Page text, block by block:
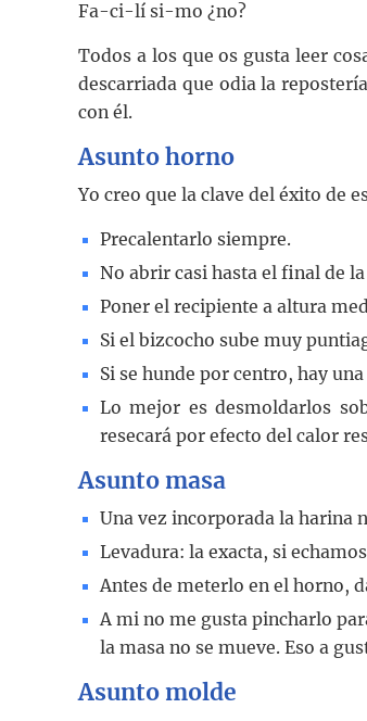
Fa-ci-lí si-mo ¿no?
Todos a los que os gusta leer
descarriada que odia la
con él.
Asunto horno
Yo creo que la clave del éxito de
Precalentarlo siempre.
No abrir casi hasta el final de
Poner el recipiente a altura
Si el bizcocho sube muy
Si se hunde por centro, hay
Lo mejor es desmoldarlos
resecará por efecto del calor
Asunto masa
Una vez incorporada la harina
Levadura: la exacta, si
Antes de meterlo en el horno,
A mi no me gusta pincharlo
la masa no se mueve. Eso a
Asunto molde